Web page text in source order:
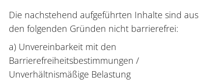
Die nachstehend aufgeführten Inhalte sind aus
den folgenden Gründen nicht barrierefrei:
a) Unvereinbarkeit mit den
Barrierefreiheitsbestimmungen /
Unverhältnismäßige Belastung